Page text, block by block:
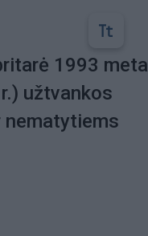
1993
užtvankos
nematytiems